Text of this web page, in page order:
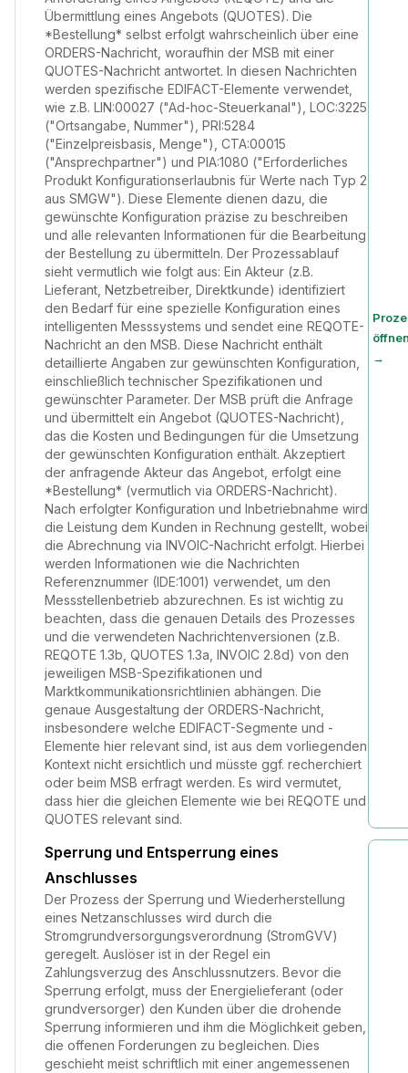
Übermittlung eines Angebots (QUOTES). Die
*Bestellung* selbst erfolgt wahrscheinlich über eine
ORDERS-Nachricht, woraufhin der MSB mit einer
QUOTES-Nachricht antwortet. In diesen Nachrichten
werden spezifische EDIFACT-Elemente verwendet,
wie z.B. LIN:00027 ("Ad-hoc-Steuerkanal"), LOC:3225
("Ortsangabe, Nummer"), PRI:5284
("Einzelpreisbasis, Menge"), CTA:00015
("Ansprechpartner") und PIA:1080 ("Erforderliches
Produkt Konfigurationserlaubnis für Werte nach Typ 2
aus SMGW"). Diese Elemente dienen dazu, die
gewünschte Konfiguration präzise zu beschreiben
und alle relevanten Informationen für die Bearbeitung
der Bestellung zu übermitteln. Der Prozessablauf
sieht vermutlich wie folgt aus: Ein Akteur (z.B.
Lieferant, Netzbetreiber, Direktkunde) identifiziert
den Bedarf für eine spezielle Konfiguration eines
intelligenten Messsystems und sendet eine REQOTE-
Nachricht an den MSB. Diese Nachricht enthält
detaillierte Angaben zur gewünschten Konfiguration,
einschließlich technischer Spezifikationen und
gewünschter Parameter. Der MSB prüft die Anfrage
und übermittelt ein Angebot (QUOTES-Nachricht),
das die Kosten und Bedingungen für die Umsetzung
der gewünschten Konfiguration enthält. Akzeptiert
der anfragende Akteur das Angebot, erfolgt eine
*Bestellung* (vermutlich via ORDERS-Nachricht).
Nach erfolgter Konfiguration und Inbetriebnahme wird
die Leistung dem Kunden in Rechnung gestellt, wobei
die Abrechnung via INVOIC-Nachricht erfolgt. Hierbei
werden Informationen wie die Nachrichten
Referenznummer (IDE:1001) verwendet, um den
Messstellenbetrieb abzurechnen. Es ist wichtig zu
beachten, dass die genauen Details des Prozesses
und die verwendeten Nachrichtenversionen (z.B.
REQOTE 1.3b, QUOTES 1.3a, INVOIC 2.8d) von den
jeweiligen MSB-Spezifikationen und
Marktkommunikationsrichtlinien abhängen. Die
genaue Ausgestaltung der ORDERS-Nachricht,
insbesondere welche EDIFACT-Segmente und -
Elemente hier relevant sind, ist aus dem vorliegenden
Kontext nicht ersichtlich und müsste ggf. recherchiert
oder beim MSB erfragt werden. Es wird vermutet,
dass hier die gleichen Elemente wie bei REQOTE und
QUOTES relevant sind.
→
Sperrung und Entsperrung eines
Anschlusses
Der Prozess der Sperrung und Wiederherstellung
eines Netzanschlusses wird durch die
Stromgrundversorgungsverordnung (StromGVV)
geregelt. Auslöser ist in der Regel ein
Zahlungsverzug des Anschlussnutzers. Bevor die
Sperrung erfolgt, muss der Energielieferant (oder
grundversorger) den Kunden über die drohende
Sperrung informieren und ihm die Möglichkeit geben,
die offenen Forderungen zu begleichen. Dies
geschieht meist schriftlich mit einer angemessenen